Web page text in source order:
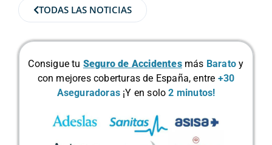
TODAS LAS NOTICIAS
Consigue tu Seguro de Accidentesmás Barato y
con mejores coberturas de España, entre +30
Aseguradoras ¡Y en solo2 minutos!